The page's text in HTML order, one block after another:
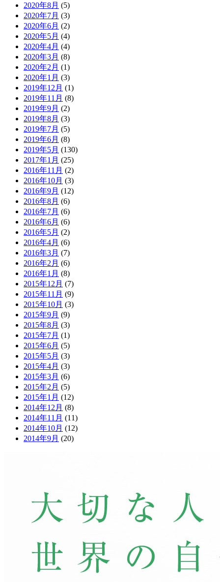
2020年8月 (5)
2020年7月 (3)
2020年6月 (2)
2020年5月 (4)
2020年4月 (4)
2020年3月 (8)
2020年2月 (1)
2020年1月 (3)
2019年12月 (1)
2019年11月 (8)
2019年9月 (2)
2019年8月 (3)
2019年7月 (5)
2019年6月 (8)
2019年5月 (130)
2017年1月 (25)
2016年11月 (2)
2016年10月 (3)
2016年9月 (12)
2016年8月 (6)
2016年7月 (6)
2016年6月 (6)
2016年5月 (2)
2016年4月 (6)
2016年3月 (7)
2016年2月 (6)
2016年1月 (8)
2015年12月 (7)
2015年11月 (9)
2015年10月 (3)
2015年9月 (9)
2015年8月 (3)
2015年7月 (1)
2015年6月 (5)
2015年5月 (3)
2015年4月 (3)
2015年3月 (6)
2015年2月 (5)
2015年1月 (12)
2014年12月 (8)
2014年11月 (11)
2014年10月 (12)
2014年9月 (20)